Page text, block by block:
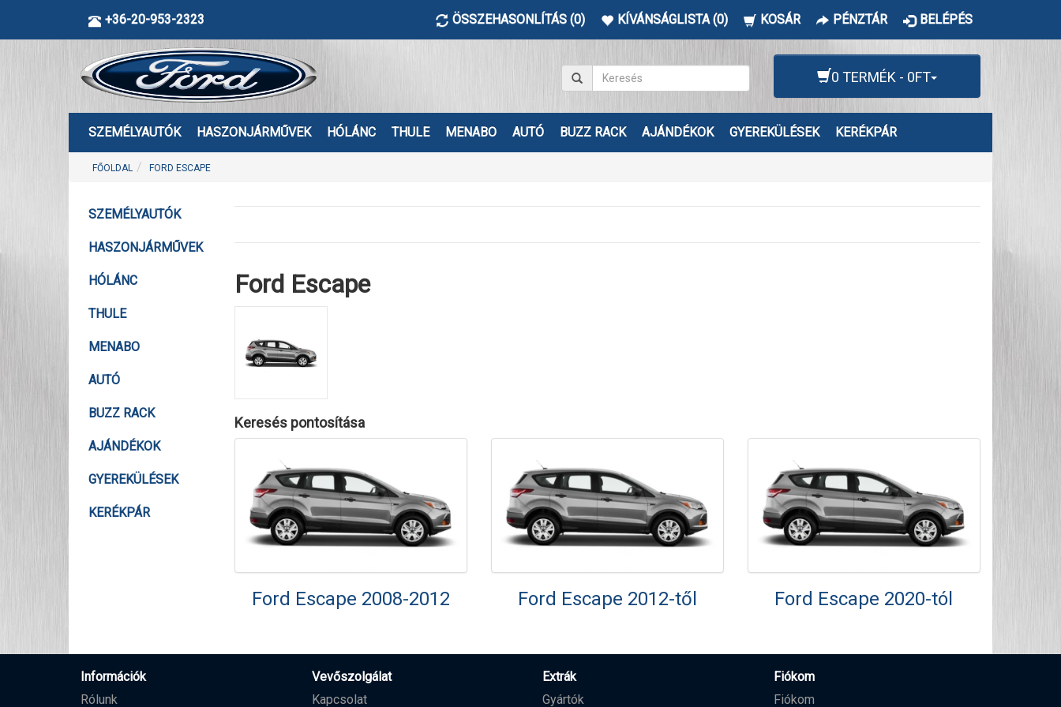
+36-20-953-2323 ÖSSZEHASONLÍTÁS (0) KÍVÁNSÁGLISTA (0) KOSÁR PÉNZTÁR BELÉPÉS
0 TERMÉK - 0FT
SZEMÉLYAUTÓK HASZONJÁRMŰVEK HÓLÁNC THULE MENABO AUTÓ BUZZ RACK AJÁNDÉKOK GYEREKÜLÉSEK KERÉKPÁR
FŐOLDAL FORD ESCAPE
SZEMÉLYAUTÓK
HASZONJÁRMŰVEK
HÓLÁNC
THULE
MENABO
AUTÓ
BUZZ RACK
AJÁNDÉKOK
GYEREKÜLÉSEK
KERÉKPÁR
Ford Escape
Keresés pontosítása
Ford Escape 2008-2012 Ford Escape 2012-től Ford Escape 2020-tól
Információk
Rólunk
Vevőszolgálat
Kapcsolat
Extrák
Gyártók
Fiókom
Fiókom